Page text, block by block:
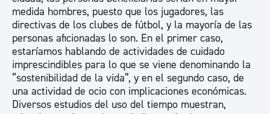
medida hombres, puesto que los jugadores, las
directivas de los clubes de fútbol, y la mayoría de las
personas aficionadas lo son. En el primer caso,
estaríamos hablando de actividades de cuidado
imprescindibles para lo que se viene denominando la
“sostenibilidad de la vida”, y en el segundo caso, de
una actividad de ocio con implicaciones económicas.
Diversos estudios del uso del tiempo muestran,